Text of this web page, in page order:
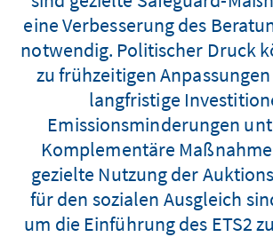
eine Verbesserung des
notwendig. Politischer Druck
zu frühzeitigen
langfristige
Emissionsminderungen
Komplementäre
gezielte Nutzung der
für den sozialen Ausgleich
um die Einführung des ETS2